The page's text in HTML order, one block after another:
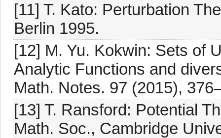
[11] T. Kato: Perturbation
Berlin 1995.
[12] M. Yu. Kokwin: Sets of
Analytic Functions and
Math. Notes. 97 (2015),
[13] T. Ransford: Potential
Math. Soc., Cambridge